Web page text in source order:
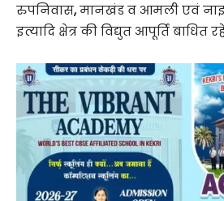
रुपनिवास,मानखंड व आमली एवं
इत्यादि क्षेत्र की विद्युत आपूर्ति बाधित